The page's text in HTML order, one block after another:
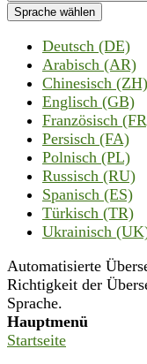
Sprache wählen
Deutsch (DE)
Arabisch (AR)
Chinesisch (ZH)
Englisch (GB)
Französisch
Persisch (FA)
Polnisch (PL)
Russisch (RU)
Spanisch (ES)
Türkisch (TR)
Ukrainisch
Automatisierte
Richtigkeit der
Sprache.
Hauptmenü
Startseite